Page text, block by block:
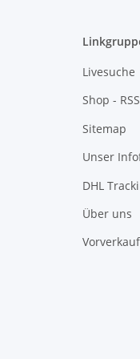
Livesuche
Shop -
Sitemap
Unser
DHL
Über uns